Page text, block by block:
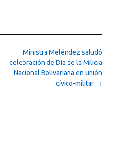
Ministra Meléndez saludó
celebración de Día de la Milicia
Nacional Bolivariana en unión
cívico-militar →